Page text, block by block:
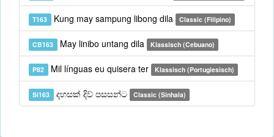
T163 Kung may sampung libong dila Classic (Filipino)
CB163 May linibo untang dila Klassisch (Cebuano)
P82 Mil línguas eu quisera ter Klassisch (Portugiesisch)
Si163 දහසක් දිව් පසසන්ට Classic (Sinhala)